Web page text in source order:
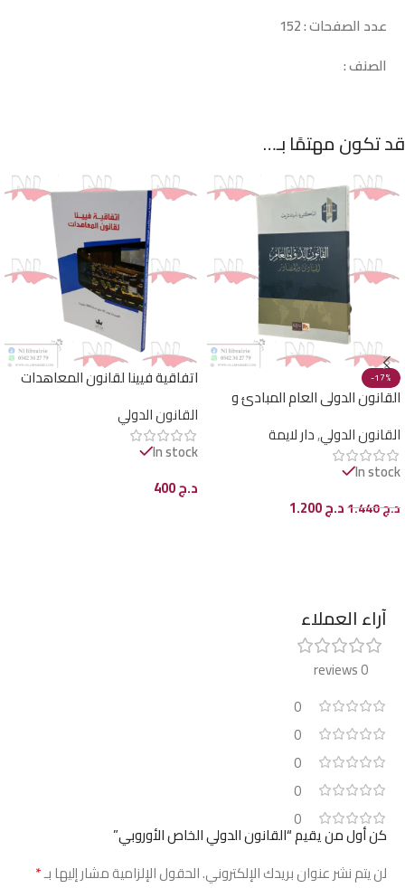
عدد الصفحات : 152
الصنف :
قد تكون مهتمًا بـ…
-17%
القانون الدولي العام المبادئ و
القانون الدولي,دار لايمة
In stock
د.ج1.440 د.ج
اتفاقية فيينا لقانون المعاهدات
القانون الدولي
In stock
د.ج
آراء العملاء
0 reviews
0
0
0
0
0
كن أول من يقيم “القانون الدولي الخاص الأوروبي”
لن يتم نشر عنوان بريدك الإلكتروني.الحقول الإلزامية مشار إليها بـ*